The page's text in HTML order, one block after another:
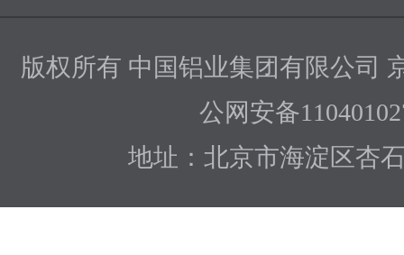
版权所有 中国铝业集团有限公司
公网安备
地址：北京市海淀区杏